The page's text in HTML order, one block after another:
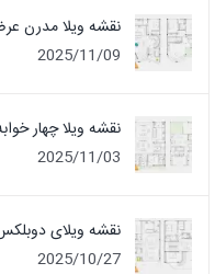
نقشه ویلا مدرن عرض ۱۰ متر با خطوط منحنی
2025/11/09
نقشه ویلا چهار
2025/11/03
نقشه ویلای دوبلکس مدرن ۱۰×۱۳
2025/10/27